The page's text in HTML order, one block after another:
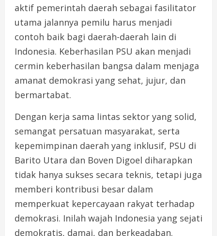
aktif pemerintah daerah sebagai fasilitator
utama jalannya pemilu harus menjadi
contoh baik bagi daerah-daerah lain di
Indonesia. Keberhasilan PSU akan menjadi
cermin keberhasilan bangsa dalam menjaga
amanat demokrasi yang sehat, jujur, dan
bermartabat.
Dengan kerja sama lintas sektor yang solid,
semangat persatuan masyarakat, serta
kepemimpinan daerah yang inklusif, PSU di
Barito Utara dan Boven Digoel diharapkan
tidak hanya sukses secara teknis, tetapi juga
memberi kontribusi besar dalam
memperkuat kepercayaan rakyat terhadap
demokrasi. Inilah wajah Indonesia yang sejati
demokratis, damai, dan berkeadaban.